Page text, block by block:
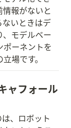
報がないと
いときはデ
モデルベー
ーネントを
場です。
ャフォール
、ロボット